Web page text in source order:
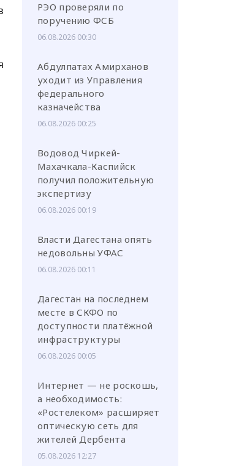
РЭО проверяли по
поручению ФСБ
06.08.2026 00:30
Абдулпатах Амирханов
уходит из Управления
федерального
казначейства
06.08.2026 00:25
Водовод Чиркей-
Махачкала-Каспийск
получил положительную
экспертизу
06.08.2026 00:19
Власти Дагестана опять
недовольны УФАС
06.08.2026 00:11
Дагестан на последнем
месте в СКФО по
доступности платёжной
инфраструктуры
06.08.2026 00:05
Интернет — не роскошь,
а необходимость:
«Ростелеком» расширяет
оптическую сеть для
жителей Дербента
05.08.2026 12:27